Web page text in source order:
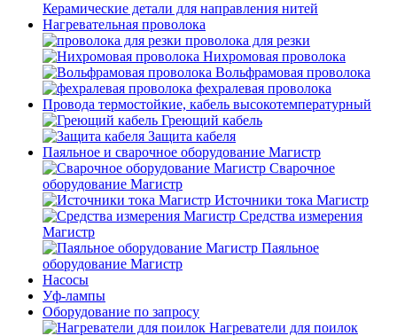
Керамические детали для направления нитей
Нагревательная проволока
проволока для резки
Нихромовая проволока
Вольфрамовая проволока
фехралевая проволока
Провода термостойкие, кабель высокотемпературный
Греющий кабель
Защита кабеля
Паяльное и сварочное оборудование Магистр
Сварочное
оборудование Магистр
Источники тока Магистр
Средства измерения
Магистр
Паяльное
оборудование Магистр
Насосы
Уф-лампы
Оборудование по запросу
Нагреватели для поилок